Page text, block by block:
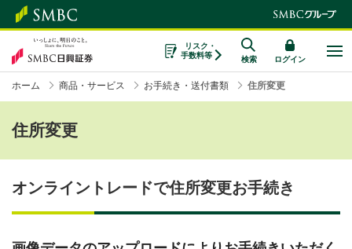
リスク・
手数料等
検索 ログイン
ホーム 商品・サービス お手続き・送付書類 住所変更
住所変更
オンライントレードで住所変更お手続き